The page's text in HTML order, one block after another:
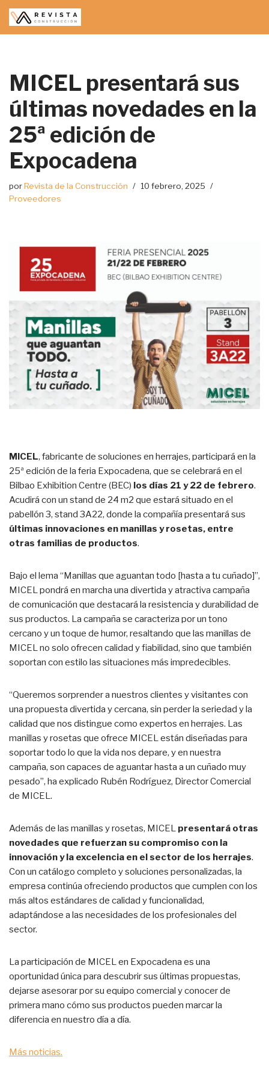
Saltar
MICEL presentará sus
últimas novedades en la
25ª edición de
Expocadena
porRevista de la Construcción
10 febrero, 2025
Proveedores
MICEL, fabricante de soluciones en herrajes, participará en la
25ª edición de la feria Expocadena, que se celebrará en el
Bilbao Exhibition Centre (BEC) los días 21 y 22 de febrero.
Acudirá con un stand de 24 m2 que estará situado en el
pabellón 3, stand 3A22, donde la compañía presentará sus
últimas innovaciones en manillas y rosetas, entre
otras familias de productos.
Bajo el lema “Manillas que aguantan todo [hasta a tu cuñado]”,
MICEL pondrá en marcha una divertida y atractiva campaña
de comunicación que destacará la resistencia y durabilidad de
sus productos. La campaña se caracteriza por un tono
cercano y un toque de humor, resaltando que las manillas de
MICEL no solo ofrecen calidad y fiabilidad, sino que también
soportan con estilo las situaciones más impredecibles.
“Queremos sorprender a nuestros clientes y visitantes con
una propuesta divertida y cercana, sin perder la seriedad y la
calidad que nos distingue como expertos en herrajes. Las
manillas y rosetas que ofrece MICEL están diseñadas para
soportar todo lo que la vida nos depare, y en nuestra
campaña, son capaces de aguantar hasta a un cuñado muy
pesado”, ha explicado Rubén Rodríguez, Director Comercial
de MICEL.
Además de las manillas y rosetas, MICEL presentará otras
novedades que refuerzan su compromiso con la
innovación y la excelencia en el sector de los herrajes.
Con un catálogo completo y soluciones personalizadas, la
empresa continúa ofreciendo productos que cumplen con los
más altos estándares de calidad y funcionalidad,
adaptándose a las necesidades de los profesionales del
sector.
La participación de MICEL en Expocadena es una
oportunidad única para descubrir sus últimas propuestas,
dejarse asesorar por su equipo comercial y conocer de
primera mano cómo sus productos pueden marcar la
diferencia en nuestro día a día.
Más noticias.